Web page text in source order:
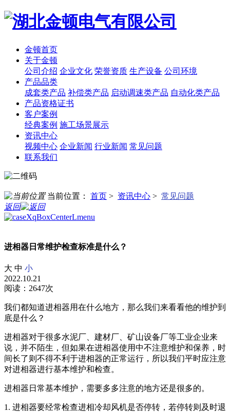
金顿首页
关于金顿
公司介绍 企业文化 荣誉资质 生产设备 公司环境
产品品类
成套类产品 补偿类产品 启动调速类产品 自动化类产品
产品资格证书
客户案例
经典案例 施工场景展示
资讯中心
视频中心 企业新闻 行业新闻 常见问题
联系我们
当前位置： 首页 > 资讯中心 > 常见问题
返回
进相器日常维护检查标准是什么？
大 中 小
2022.10.21
阅读：2647次
我们都知道进相器用在什么地方，那么我们来看看他的维护到
底是什么？
进相器对于很多水泥厂、建材厂、矿山设备厂等工业企业来
说，并不陌生，但如果在进相器使用中不注意维护和保养，时
间长了则不得不利于进相器的正常运行，所以我们平时应注意
对进相器进行基本维护和检查。
进相器日常基本维护，需要多多注意的地方还是很多的。
1. 进相器要经常检查进相冷却风机是否停转，若停转则及时退